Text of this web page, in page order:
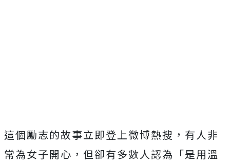
這個勵志的故事立即登上微博熱搜，有人非
常為女子開心，但卻有多數人認為「是用溫